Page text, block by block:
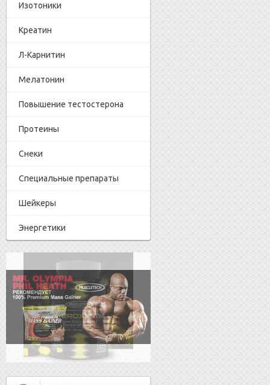
Изотоники
Креатин
Л-Карнитин
Мелатонин
Повышение тестостерона
Протеины
Снеки
Специальные препараты
Шейкеры
Энергетики